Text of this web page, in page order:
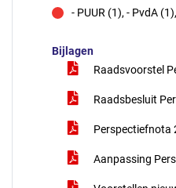
- PUUR (1), - PvdA
Bijlagen
Raadsvoorstel
Raadsbesluit
Perspectiefnota
Aanpassing